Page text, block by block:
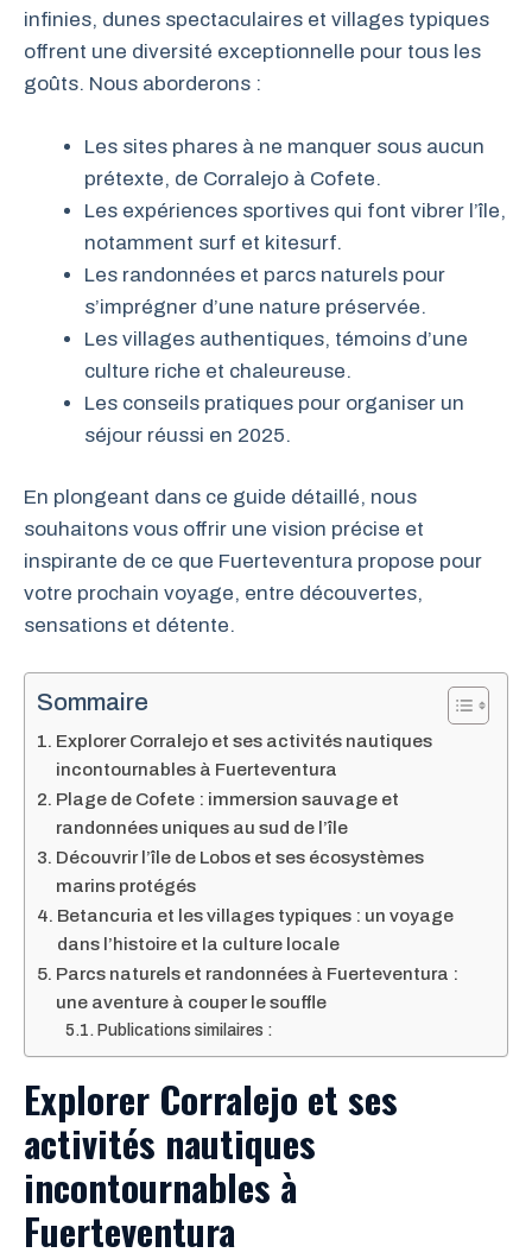
infinies, dunes spectaculaires et villages typiques
offrent une diversité exceptionnelle pour tous les
goûts. Nous aborderons :
Les sites phares à ne manquer sous aucun
prétexte, de Corralejo à Cofete.
Les expériences sportives qui font vibrer l’île,
notamment surf et kitesurf.
Les randonnées et parcs naturels pour
s’imprégner d’une nature préservée.
Les villages authentiques, témoins d’une
culture riche et chaleureuse.
Les conseils pratiques pour organiser un
séjour réussi en 2025.
En plongeant dans ce guide détaillé, nous
souhaitons vous offrir une vision précise et
inspirante de ce que Fuerteventura propose pour
votre prochain voyage, entre découvertes,
sensations et détente.
Sommaire
Explorer Corralejo et ses activités nautiques
incontournables à Fuerteventura
Plage de Cofete : immersion sauvage et
randonnées uniques au sud de l’île
Découvrir l’île de Lobos et ses écosystèmes
marins protégés
Betancuria et les villages typiques : un voyage
dans l’histoire et la culture locale
Parcs naturels et randonnées à Fuerteventura :
une aventure à couper le souffle
Publications similaires :
Explorer Corralejo et ses
activités nautiques
incontournables à
Fuerteventura